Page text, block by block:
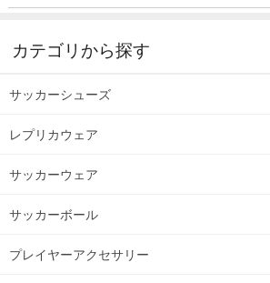
カテゴリから探す
サッカーシューズ
レプリカウェア
サッカーウェア
サッカーボール
プレイヤーアクセサリー